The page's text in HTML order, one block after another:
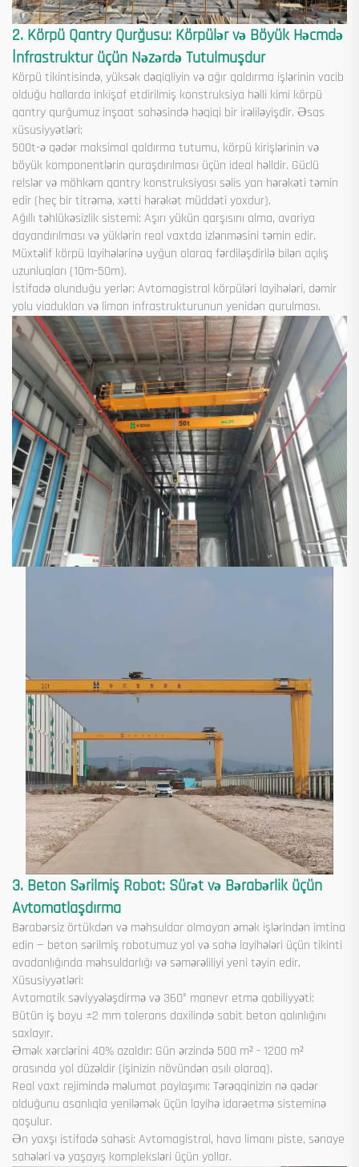
2. Körpü Qantry Qurğusu: Körpülər və Böyük Həcmdə
İnfrastruktur üçün Nəzərdə Tutulmuşdur
Körpü tikintisində, yüksək dəqiqliyin və ağır qaldırma işlərinin vacib
olduğu hallarda inkişaf etdirilmiş konstruksiya həlli kimi körpü
qantry qurğumuz inşaat sahəsində həqiqi bir irəliləyişdir. Əsas
xüsusiyyətləri:
500t-ə qədər maksimal qaldırma tutumu, körpü kirişlərinin və
böyük komponentlərin quraşdırılması üçün ideal həlldir. Güclü
relslər və möhkəm qantry konstruksiyası səlis yan hərəkəti təmin
edir (heç bir titrəmə, xətti hərəkət müddəti yoxdur).
Ağıllı təhlükəsizlik sistemi: Aşırı yükün qarşısını alma, avariya
dayandırılması və yüklərin real vaxtda izlənməsini təmin edir.
Müxtəlif körpü layihələrinə uyğun olaraq fərdiləşdirilə bilən açılış
uzunluqları (10m-50m).
İstifadə olunduğu yerlər: Avtomagistral körpüləri layihələri, dəmir
yolu viadukları və liman infrastrukturunun yenidən qurulması.
3. Beton Sərilmiş Robot: Sürət və Bərabərlik üçün
Avtomatlaşdırma
Bərabərsiz örtükdən və məhsuldar olmayan əmək işlərindən imtina
edin — beton sərilmiş robotumuz yol və sahə layihələri üçün tikinti
avadanlığında məhsuldarlığı və səmərəliliyi yeni təyin edir.
Xüsusiyyətləri:
Avtomatik səviyyələşdirmə və 360° manevr etmə qabiliyyəti:
Bütün iş boyu ±2 mm tolerans daxilində sabit beton qalınlığını
saxlayır.
Əmək xərclərini 40% azaldır: Gün ərzində 500 m² - 1200 m²
arasında yol düzəldir (işinizin növündən asılı olaraq).
Real vaxt rejimində məlumat paylaşımı: Tərəqqinizin nə qədər
olduğunu asanlıqla yeniləmək üçün layihə idarəetmə sisteminə
qoşulur.
Ən yaxşı istifadə sahəsi: Avtomagistral, hava limanı piste, sənaye
sahələri və yaşayış kompleksləri üçün yollar.